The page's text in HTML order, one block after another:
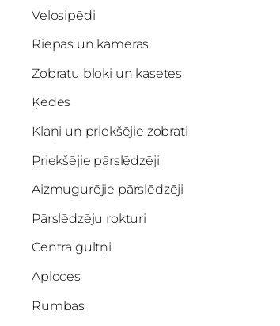
Velosipēdi
Riepas un kameras
Zobratu bloki un kasetes
Ķēdes
Klaņi un priekšējie zobrati
Priekšējie pārslēdzēji
Aizmugurējie pārslēdzēji
Pārslēdzēju rokturi
Centra gultņi
Aploces
Rumbas